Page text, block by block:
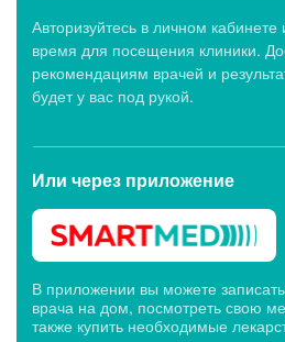
Авторизуйтесь в личном
время для посещения клиники.
рекомендациям врачей и
будет у вас под рукой.
Или через приложение
В приложении вы можете
врача на дом, посмотреть свою
также купить необходимые